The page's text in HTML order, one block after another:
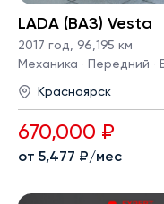
LADA (ВАЗ) Vesta
2017 год
96,195 км
Механика · Передний ·
Красноярск
670,000 ₽
от 5,477 ₽/мес